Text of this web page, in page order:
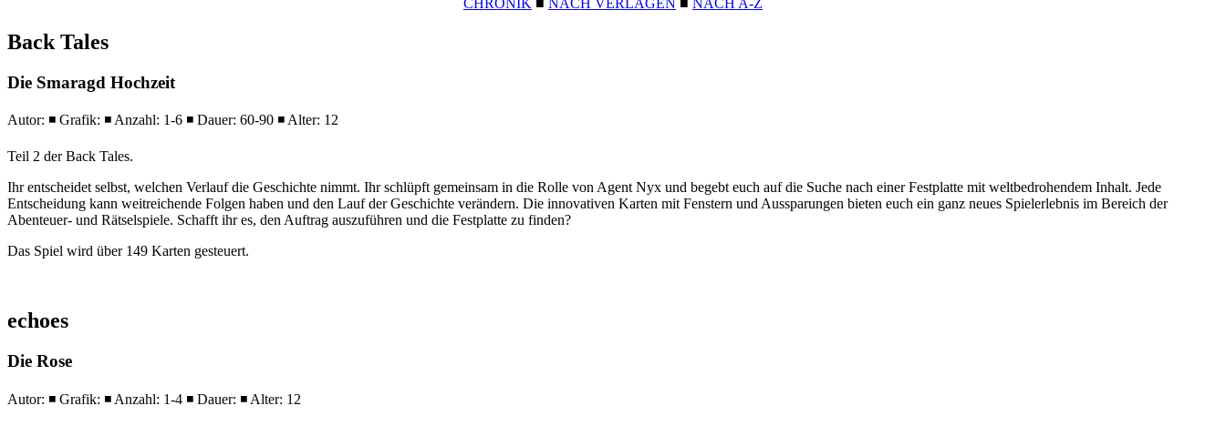
Back Tales
Die Smaragd Hochzeit
Autor: ◾ Grafik: ◾ Anzahl: 1-6 ◾ Dauer: 60-90 ◾ Alter: 12
Teil 2 der Back Tales.
Ihr entscheidet selbst, welchen Verlauf die Geschichte nimmt. Ihr schlüpft gemeinsam in die Rolle von Agent Nyx und begebt euch auf die Suche nach einer Festplatte mit weltbedrohendem Inhalt. Jede
Entscheidung kann weitreichende Folgen haben und den Lauf der Geschichte verändern. Die innovativen Karten mit Fenstern und Aussparungen bieten euch ein ganz neues Spielerlebnis im Bereich der
Abenteuer- und Rätselspiele. Schafft ihr es, den Auftrag auszuführen und die Festplatte zu finden?
Das Spiel wird über 149 Karten gesteuert.
echoes
Die Rose
Autor: ◾ Grafik: ◾ Anzahl: 1-4 ◾ Dauer: ◾ Alter: 12